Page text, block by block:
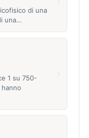
di una
una…
1 su 750-